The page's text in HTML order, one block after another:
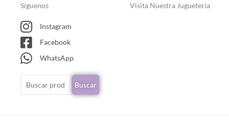
Síguenos
Instagram
Facebook
WhatsApp
Buscar
por:
Buscar
Visita Nuestra Juguetería